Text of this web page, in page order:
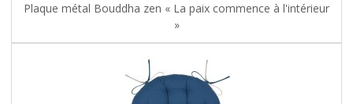
Plaque métal Bouddha zen « La paix commence à l'intérieur
»